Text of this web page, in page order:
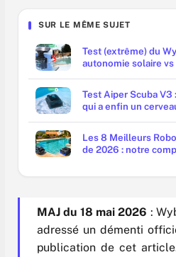
SUR LE MÊME SUJET
Test (extrême) du
autonomie solaire
Test Aiper Scuba V3
qui a enfin un
Les 8 Meilleurs
de 2026 : notre
MAJ du 18 mai 2026 :
adressé un démenti
publication de cet